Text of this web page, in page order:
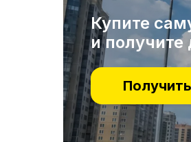
Купите
и получите